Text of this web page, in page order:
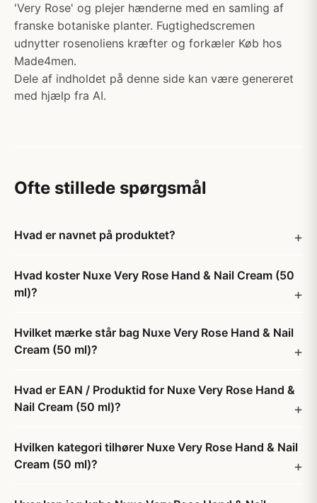
'Very Rose' og plejer hænderne med en samling af
franske botaniske planter. Fugtighedscremen
udnytter rosenoliens kræfter og forkæler Køb hos
Made4men.
Dele af indholdet på denne side kan være genereret
med hjælp fra AI.
Ofte stillede spørgsmål
Hvad er navnet på produktet?
Hvad koster Nuxe Very Rose Hand & Nail Cream (50
ml)?
Hvilket mærke står bag Nuxe Very Rose Hand & Nail
Cream (50 ml)?
Hvad er EAN / Produktid for Nuxe Very Rose Hand &
Nail Cream (50 ml)?
Hvilken kategori tilhører Nuxe Very Rose Hand & Nail
Cream (50 ml)?